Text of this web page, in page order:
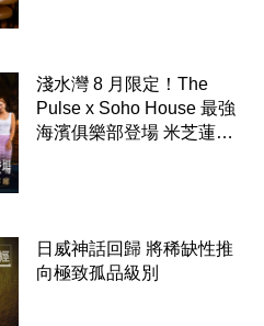
淺水灣 8 月限定！The
Pulse x Soho House 最強
海濱俱樂部登場 米芝蓮海
日威神話回歸 將稀缺性推
向極致孤品級別